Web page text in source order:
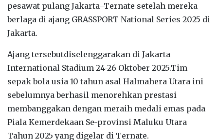
pesawat pulang Jakarta–Ternate setelah mereka
berlaga di ajang GRASSPORT National Series 2025 di
Jakarta.
Ajang tersebutdiselenggarakan di Jakarta
International Stadium 24-26 Oktober 2025.Tim
sepak bola usia 10 tahun asal Halmahera Utara ini
sebelumnya berhasil menorehkan prestasi
membanggakan dengan meraih medali emas pada
Piala Kemerdekaan Se-provinsi Maluku Utara
Tahun 2025 yang digelar di Ternate.